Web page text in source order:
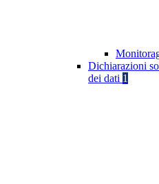
Dichiarazioni
dei dati 1